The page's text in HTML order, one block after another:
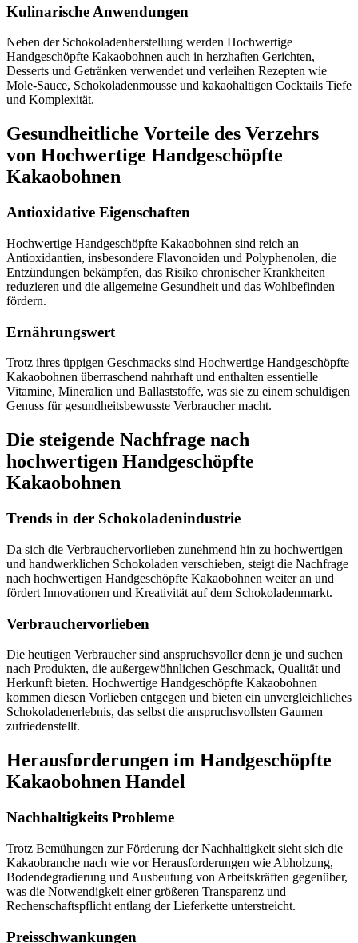
Kulinarische Anwendungen
Neben der Schokoladenherstellung werden Hochwertige
Handgeschöpfte Kakaobohnen auch in herzhaften Gerichten,
Desserts und Getränken verwendet und verleihen Rezepten wie
Mole-Sauce, Schokoladenmousse und kakaohaltigen Cocktails Tiefe
und Komplexität.
Gesundheitliche Vorteile des Verzehrs
von Hochwertige Handgeschöpfte
Kakaobohnen
Antioxidative Eigenschaften
Hochwertige Handgeschöpfte Kakaobohnen sind reich an
Antioxidantien, insbesondere Flavonoiden und Polyphenolen, die
Entzündungen bekämpfen, das Risiko chronischer Krankheiten
reduzieren und die allgemeine Gesundheit und das Wohlbefinden
fördern.
Ernährungswert
Trotz ihres üppigen Geschmacks sind Hochwertige Handgeschöpfte
Kakaobohnen überraschend nahrhaft und enthalten essentielle
Vitamine, Mineralien und Ballaststoffe, was sie zu einem schuldigen
Genuss für gesundheitsbewusste Verbraucher macht.
Die steigende Nachfrage nach
hochwertigen Handgeschöpfte
Kakaobohnen
Trends in der Schokoladenindustrie
Da sich die Verbrauchervorlieben zunehmend hin zu hochwertigen
und handwerklichen Schokoladen verschieben, steigt die Nachfrage
nach hochwertigen Handgeschöpfte Kakaobohnen weiter an und
fördert Innovationen und Kreativität auf dem Schokoladenmarkt.
Verbrauchervorlieben
Die heutigen Verbraucher sind anspruchsvoller denn je und suchen
nach Produkten, die außergewöhnlichen Geschmack, Qualität und
Herkunft bieten. Hochwertige Handgeschöpfte Kakaobohnen
kommen diesen Vorlieben entgegen und bieten ein unvergleichliches
Schokoladenerlebnis, das selbst die anspruchsvollsten Gaumen
zufriedenstellt.
Herausforderungen im Handgeschöpfte
Kakaobohnen Handel
Nachhaltigkeits Probleme
Trotz Bemühungen zur Förderung der Nachhaltigkeit sieht sich die
Kakaobranche nach wie vor Herausforderungen wie Abholzung,
Bodendegradierung und Ausbeutung von Arbeitskräften gegenüber,
was die Notwendigkeit einer größeren Transparenz und
Rechenschaftspflicht entlang der Lieferkette unterstreicht.
Preisschwankungen